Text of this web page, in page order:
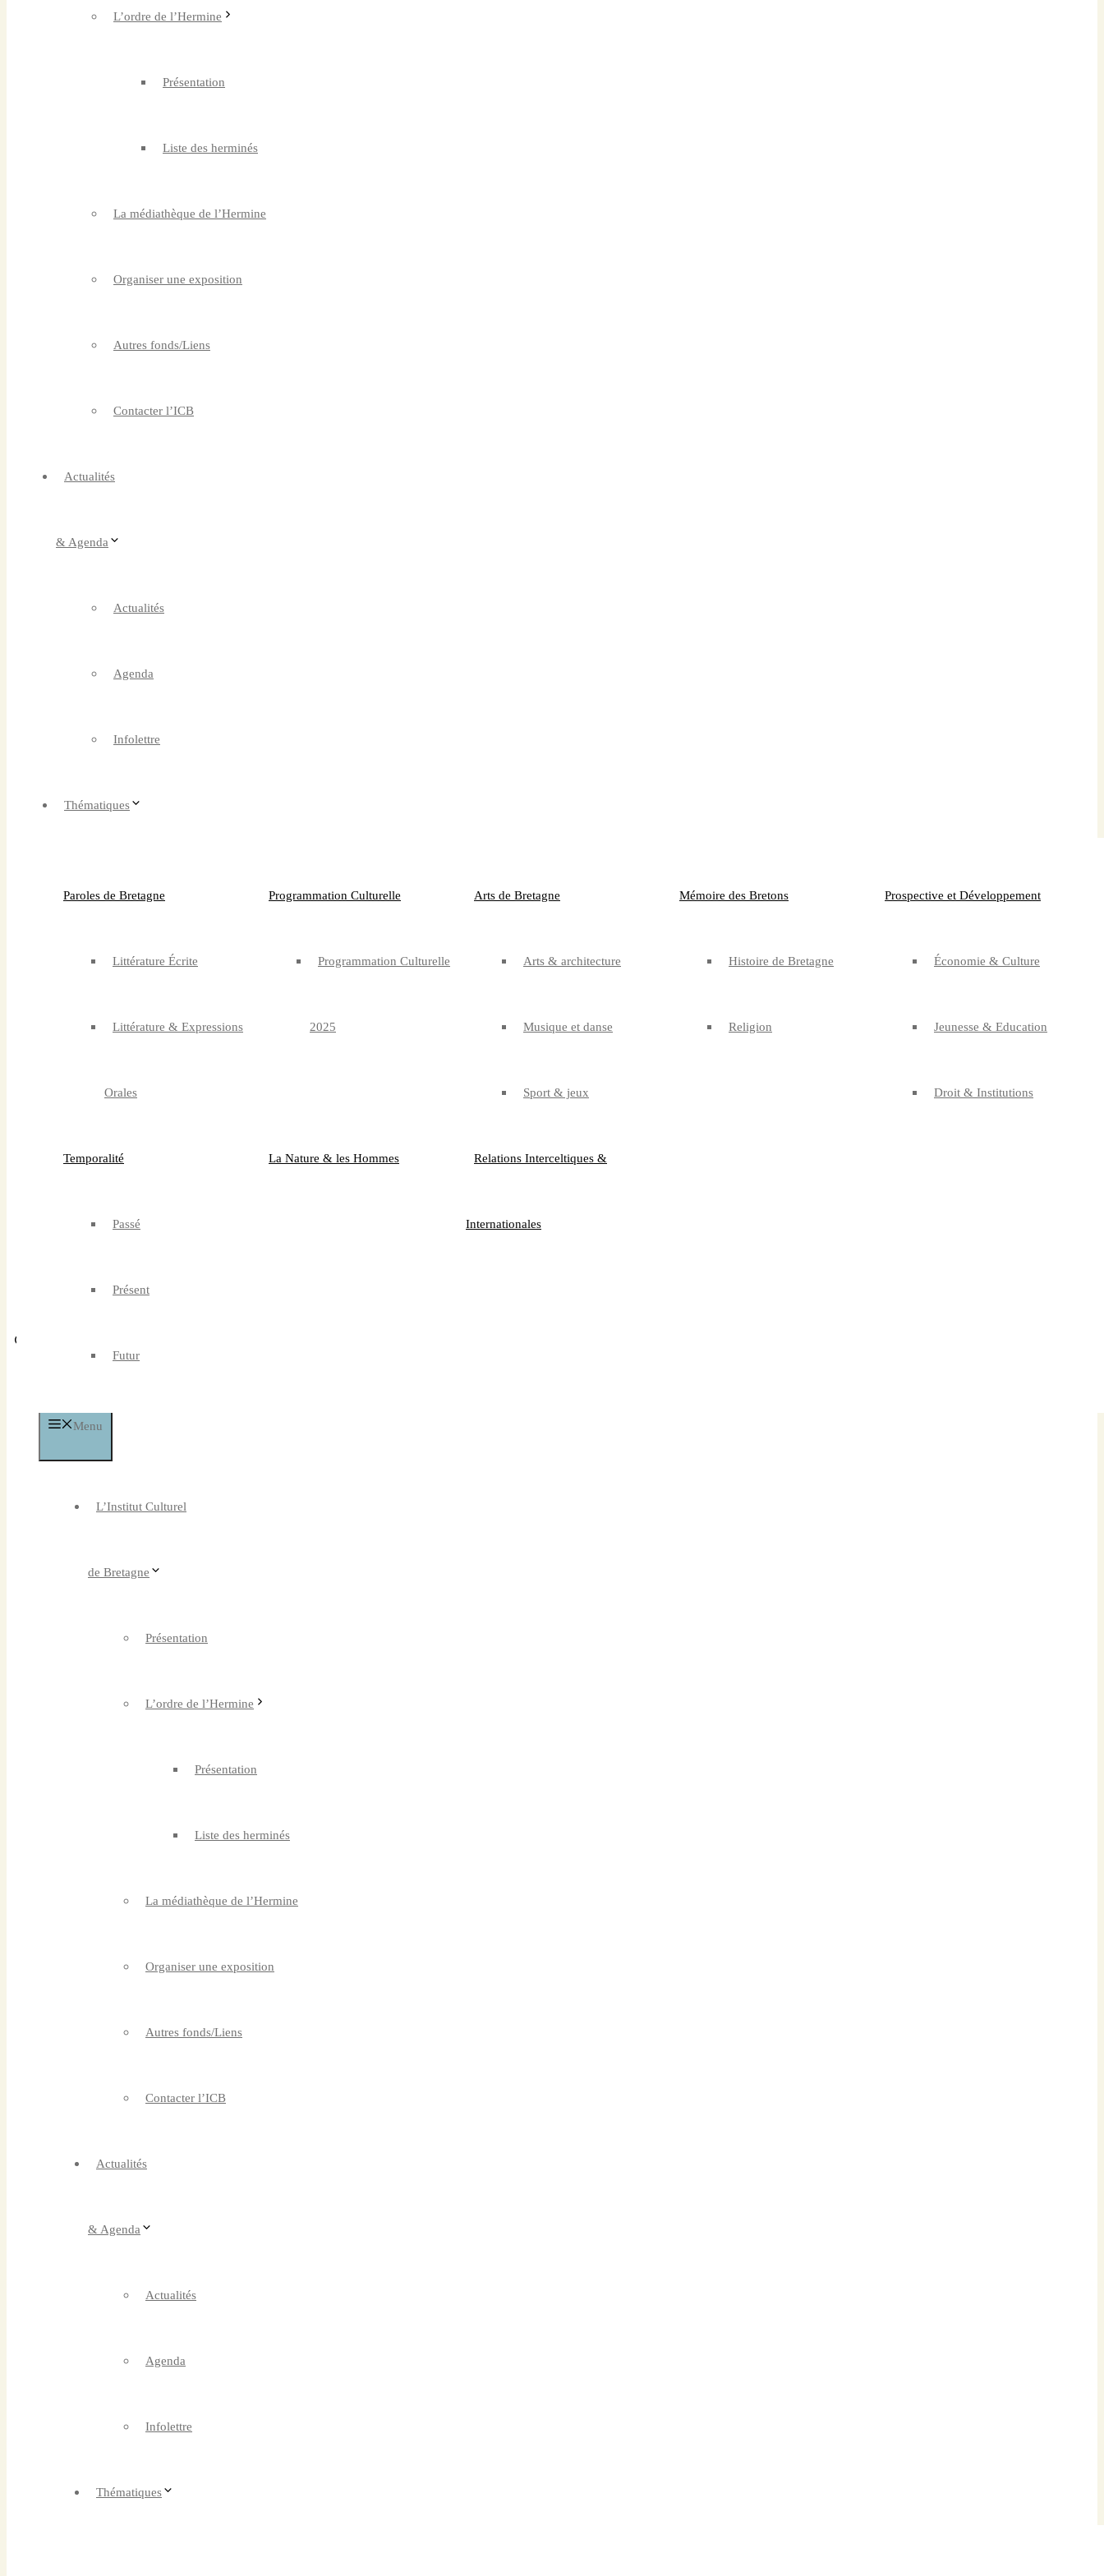
L’ordre de l’Hermine
Présentation
Liste des herminés
La médiathèque de l’Hermine
Organiser une exposition
Autres fonds/Liens
Contacter l’ICB
Actualités
& Agenda
Actualités
Agenda
Infolettre
Thématiques
Paroles de Bretagne
Littérature Écrite
Littérature & Expressions
Orales
Programmation Culturelle
Programmation Culturelle
2025
Arts de Bretagne
Arts & architecture
Musique et danse
Sport & jeux
Mémoire des Bretons
Histoire de Bretagne
Religion
Prospective et Développement
Économie & Culture
Jeunesse & Education
Droit & Institutions
Temporalité
Passé
Présent
Futur
La Nature & les Hommes Relations Interceltiques &
Internationales
Menu
L’Institut Culturel
de Bretagne
Présentation
L’ordre de l’Hermine
Présentation
Liste des herminés
La médiathèque de l’Hermine
Organiser une exposition
Autres fonds/Liens
Contacter l’ICB
Actualités
& Agenda
Actualités
Agenda
Infolettre
Thématiques